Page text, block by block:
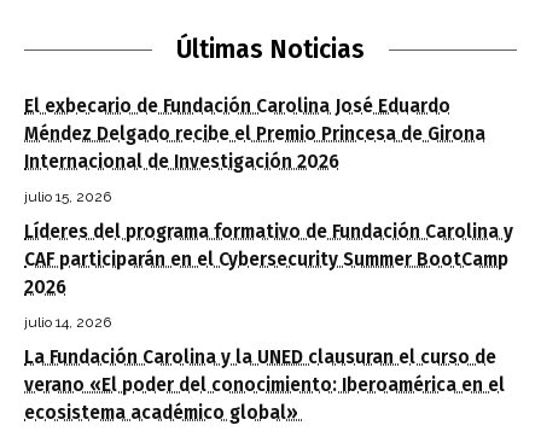
Últimas Noticias
El exbecario de Fundación Carolina José Eduardo
Méndez Delgado recibe el Premio Princesa de Girona
Internacional de Investigación 2026
julio 15, 2026
Líderes del programa formativo de Fundación Carolina y
CAF participarán en el Cybersecurity Summer BootCamp
2026
julio 14, 2026
La Fundación Carolina y la UNED clausuran el curso de
verano «El poder del conocimiento: Iberoamérica en el
ecosistema académico global»